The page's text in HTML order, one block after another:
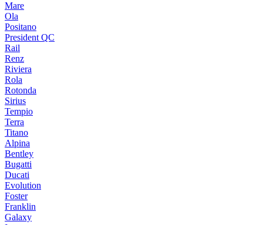
Mare
Ola
Positano
President QC
Rail
Renz
Riviera
Rola
Rotonda
Sirius
Tempio
Terra
Titano
Alpina
Bentley
Bugatti
Ducati
Evolution
Foster
Franklin
Galaxy